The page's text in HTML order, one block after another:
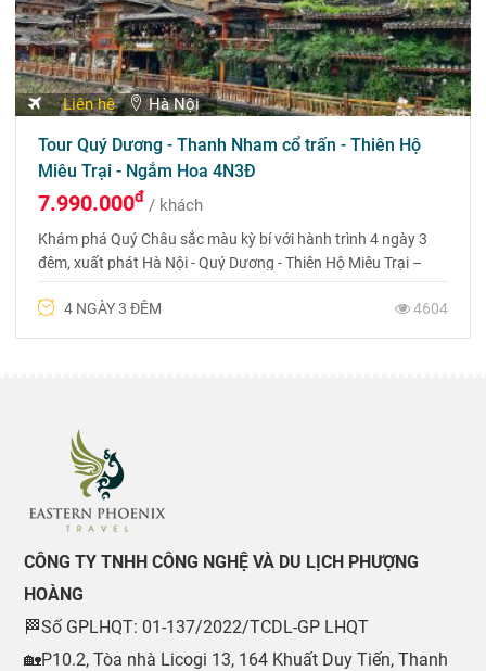
Liên hệ Hà Nội
Tour Quý Dương - Thanh Nham cổ trấn - Thiên Hộ
Miêu Trại - Ngắm Hoa 4N3Đ
7.990.000đ / khách
Khám phá Quý Châu sắc màu kỳ bí với hành trình 4 ngày 3
đêm, xuất phát Hà Nội - Quý Dương - Thiên Hộ Miêu Trại –
4 NGÀY 3 ĐÊM
4604
CÔNG TY TNHH CÔNG NGHỆ VÀ DU LỊCH PHƯỢNG
HOÀNG
🏁Số GPLHQT: 01-137/2022/TCDL-GP LHQT
🏡P10.2, Tòa nhà Licogi 13, 164 Khuất Duy Tiến, Thanh